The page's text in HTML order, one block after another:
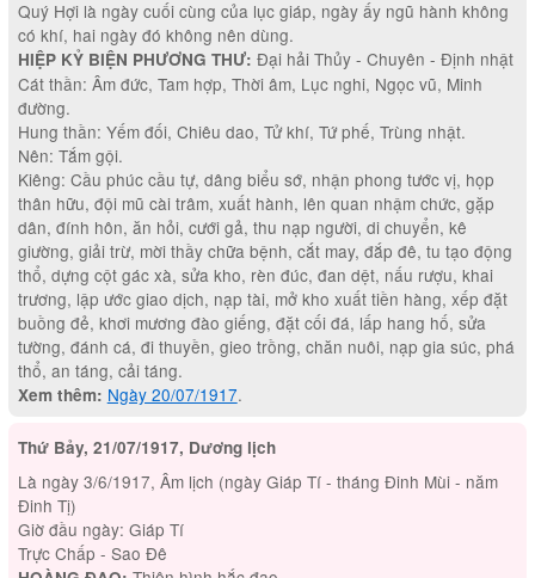
Quý Hợi là ngày cuối cùng của lục giáp, ngày ấy ngũ hành không
có khí, hai ngày đó không nên dùng.
HIỆP KỶ BIỆN PHƯƠNG THƯ: Đại hải Thủy - Chuyên - Định nhật
Cát thần: Âm đức, Tam hợp, Thời âm, Lục nghi, Ngọc vũ, Minh
đường.
Hung thần: Yếm đối, Chiêu dao, Tử khí, Tứ phế, Trùng nhật.
Nên: Tắm gội.
Kiêng: Cầu phúc cầu tự, dâng biểu sớ, nhận phong tước vị, họp
thân hữu, đội mũ cài trâm, xuất hành, lên quan nhậm chức, gặp
dân, đính hôn, ăn hỏi, cưới gả, thu nạp người, di chuyển, kê
giường, giải trừ, mời thầy chữa bệnh, cắt may, đắp đê, tu tạo động
thổ, dựng cột gác xà, sửa kho, rèn đúc, đan dệt, nấu rượu, khai
trương, lập ước giao dịch, nạp tài, mở kho xuất tiền hàng, xếp đặt
buồng đẻ, khơi mương đào giếng, đặt cối đá, lấp hang hố, sửa
tường, đánh cá, đi thuyền, gieo trồng, chăn nuôi, nạp gia súc, phá
thổ, an táng, cải táng.
Xem thêm: Ngày 20/07/1917.
Thứ Bảy, 21/07/1917, Dương lịch
Là ngày 3/6/1917, Âm lịch (ngày Giáp Tí - tháng Đinh Mùi - năm
Đinh Tị)
Giờ đầu ngày: Giáp Tí
Trực Chấp - Sao Đê